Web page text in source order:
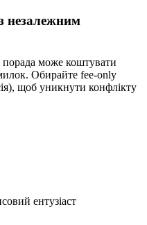
незалежним
порада може коштувати
Обирайте fee-only
щоб уникнути конфлікту
ентузіаст